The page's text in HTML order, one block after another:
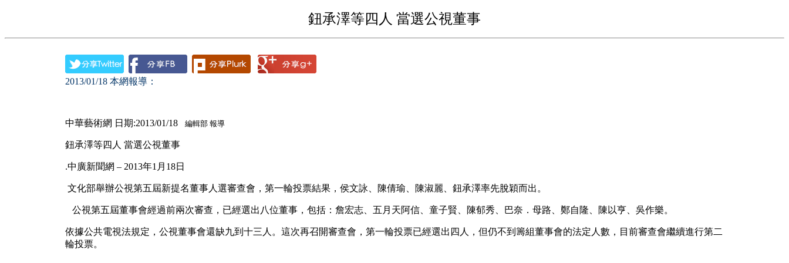
鈕承澤等四人 當選公視董事
2013/01/18 本網報導：
中華藝術網 日期:2013/01/18 編輯部 報導
鈕承澤等四人 當選公視董事
.中廣新聞網 – 2013年1月18日
文化部舉辦公視第五屆新提名董事人選審查會，第一輪投票結果，侯文詠、陳倩瑜、陳淑麗、鈕承澤率先脫穎而出。
公視第五屆董事會經過前兩次審查，已經選出八位董事，包括：詹宏志、五月天阿信、童子賢、陳郁秀、巴奈．母路、鄭自隆、陳以亨、吳作樂。
依據公共電視法規定，公視董事會還缺九到十三人。這次再召開審查會，第一輪投票已經選出四人，但仍不到籌組董事會的法定人數，目前審查會繼續進行第二
輪投票。